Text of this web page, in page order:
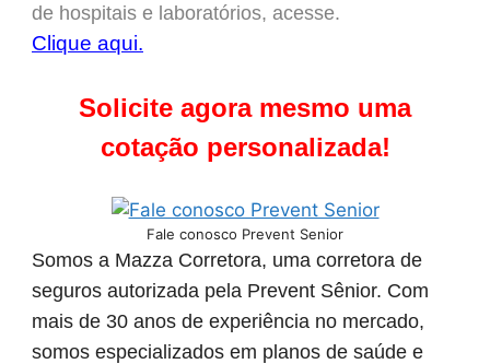
de hospitais e laboratórios, acesse.
Clique aqui.
Solicite agora mesmo uma
cotação personalizada!
Fale conosco Prevent Senior
Somos a Mazza Corretora, uma corretora de
seguros autorizada pela Prevent Sênior. Com
mais de 30 anos de experiência no mercado,
somos especializados em planos de saúde e